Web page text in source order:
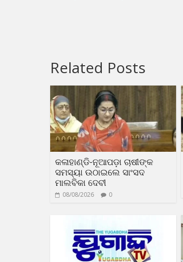
Related Posts
କଳାହାଣ୍ଡି-ନୂଆପଡ଼ା ଚାଷୀଙ୍କ
ସମସ୍ୟା ଉଠାଇଲେ ସାଂସଦ
ମାଲବିକା ଦେବୀ
08/08/2026 0